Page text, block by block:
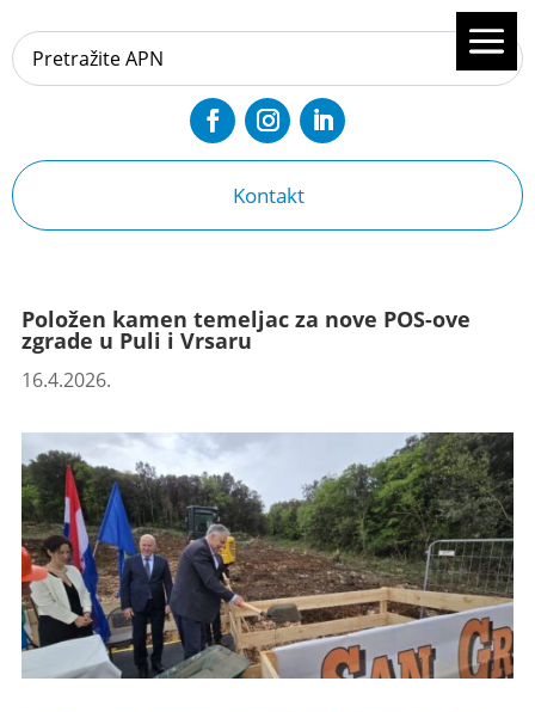
Kontakt
Položen kamen temeljac za nove POS-ove
zgrade u Puli i Vrsaru
16.4.2026.